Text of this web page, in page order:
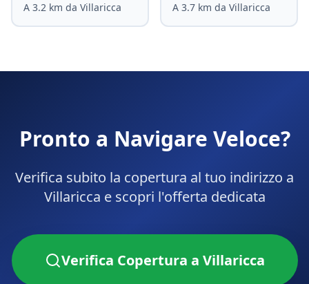
A 3.2 km da Villaricca A 3.7 km da Villaricca
Pronto a Navigare Veloce?
Verifica subito la copertura al tuo indirizzo a
Villaricca e scopri l'offerta dedicata
Verifica Copertura a Villaricca